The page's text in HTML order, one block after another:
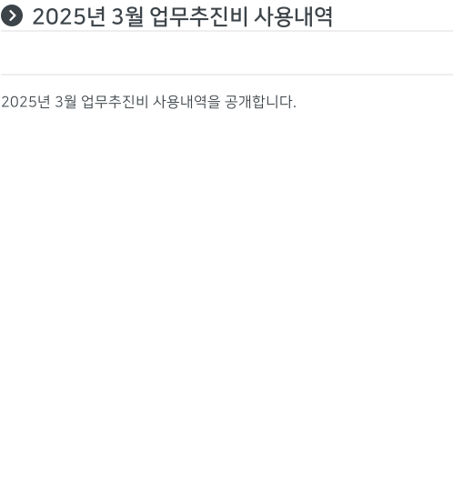
2025년 3월 업무추진비 사용내역
2025년 3월 업무추진비 사용내역을 공개합니다.